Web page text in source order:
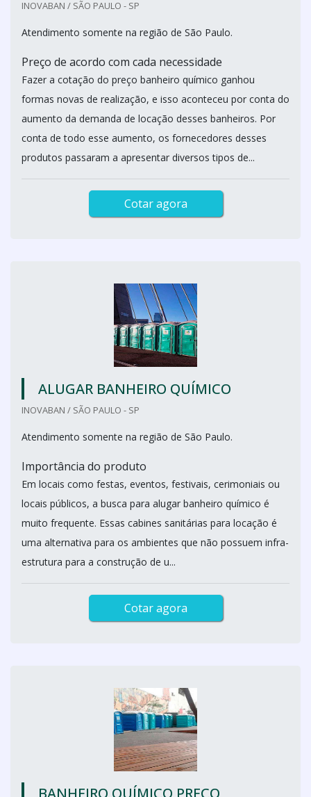
INOVABAN / SÃO PAULO - SP
Atendimento somente na região de São Paulo.
Preço de acordo com cada necessidade
Fazer a cotação do preço banheiro químico ganhou
formas novas de realização, e isso aconteceu por conta do
aumento da demanda de locação desses banheiros. Por
conta de todo esse aumento, os fornecedores desses
produtos passaram a apresentar diversos tipos de...
Cotar agora
ALUGAR BANHEIRO QUÍMICO
INOVABAN / SÃO PAULO - SP
Atendimento somente na região de São Paulo.
Importância do produto
Em locais como festas, eventos, festivais, cerimoniais ou
locais públicos, a busca para alugar banheiro químico é
muito frequente. Essas cabines sanitárias para locação é
uma alternativa para os ambientes que não possuem infra-
estrutura para a construção de u...
Cotar agora
BANHEIRO QUÍMICO PREÇO